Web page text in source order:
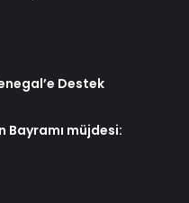
Destek
Bayramı müjdesi: